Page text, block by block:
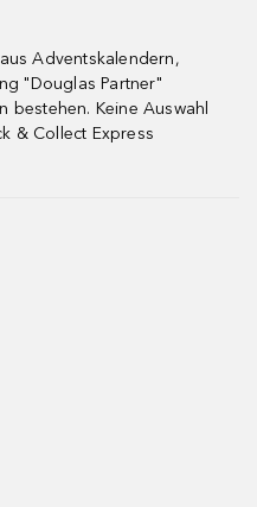
Adventskalendern,
"Douglas Partner"
bestehen. Keine Auswahl
& Collect Express